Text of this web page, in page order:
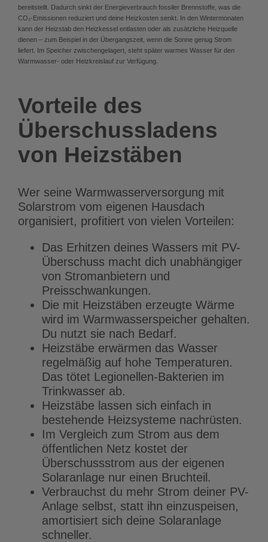
bereitstellt. Dadurch sinkt der Energieverbrauch fossiler Brennstoffe, was die
CO₂-Emissionen reduziert und deine Heizkosten senkt. In den Wintermonaten
kann der Heizstab den Heizkessel entlasten oder als zusätzliche Heizquelle
dienen – zum Beispiel in der Übergangszeit, wenn die Sonne genug Strom
liefert. Im Speicher zwischengelagert, steht später warmes Wasser für den
Warmwasser- oder Heizkreislauf zur Verfügung.
Vorteile des
Überschussladens
von Heizstäben
Wer seine Warmwasserversorgung mit
Solarstrom vom eigenen Hausdach
organisiert, profitiert von vielen Vorteilen:
Das Erhitzen deines Wassers mit PV-
Überschuss macht dich unabhängiger
von Stromanbietern und
Preisschwankungen.
Die mit Heizstäben erzeugte Wärme
wird im Warmwasserspeicher gehalten.
Du nutzt sie nach Bedarf.
Heizstäbe erwärmen das Wasser
regelmäßig auf hohe Temperaturen.
Das tötet Legionellen-Bakterien im
Trinkwasser ab.
Heizstäbe lassen sich einfach in
bestehende Heizsysteme nachrüsten.
Im Vergleich zum Strom aus dem
öffentlichen Netz kostet der
Überschussstrom aus der eigenen
Solaranlage nur einen Bruchteil.
Verbrauchst du mehr Strom deiner PV-
Anlage selbst, statt ihn einzuspeisen,
amortisiert sich deine Solaranlage
schneller.